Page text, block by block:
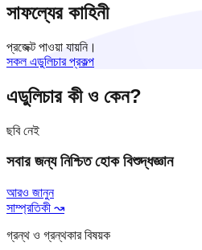
সাফল্যের কাহিনী
প্রজেক্ট পাওয়া যায়নি।
সকল এডুলিচার প্রকল্প
এডুলিচার কী ও কেন?
ছবি নেই
সবার জন্য নিশ্চিত হোক বিশুদ্ধজ্ঞান
আরও জানুন
সাম্প্রতিকী ↝
গ্রন্থ ও গ্রন্থকার বিষয়ক